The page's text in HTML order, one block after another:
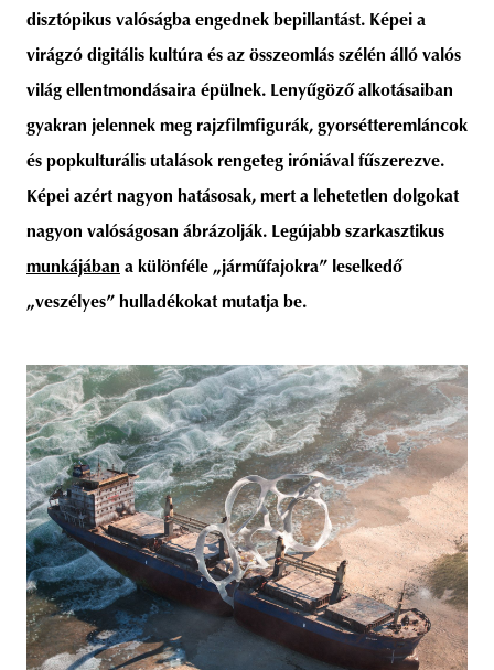
disztópikus valóságba engednek bepillantást. Képei a
virágzó digitális kultúra és az összeomlás szélén álló valós
világ ellentmondásaira épülnek. Lenyűgöző alkotásaiban
gyakran jelennek meg rajzfilmfigurák, gyorsétteremláncok
és popkulturális utalások rengeteg iróniával fűszerezve.
Képei azért nagyon hatásosak, mert a lehetetlen dolgokat
nagyon valóságosan ábrázolják. Legújabb szarkasztikus
munkájában a különféle „járműfajokra” leselkedő
„veszélyes” hulladékokat mutatja be.